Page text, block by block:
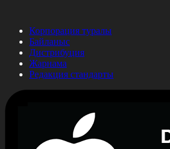
Корпорация туралы
Байланыс
Дистрибуция
Жарнама
Редакция стандарты